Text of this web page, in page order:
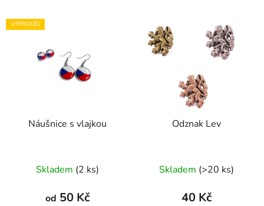
VÝPRODEJ
Náušnice s vlajkou
hodnocení
produktu
Skladem (2 ks)
od 50 Kč
Odznak Lev
Skladem (>20 ks)
40 Kč